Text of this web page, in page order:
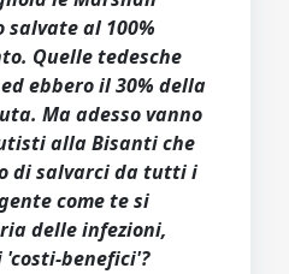
salvate al 100%
Quelle tedesche
ebbero il 30% della
Ma adesso vanno
alla Bisanti che
di salvarci da tutti i
come te si
delle infezioni,
benefici'?